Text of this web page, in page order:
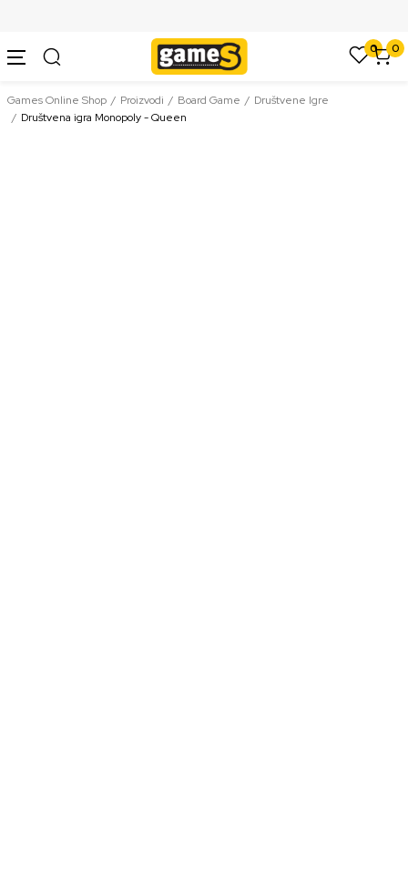
0 0
Games Online Shop Proizvodi Board Game
Društvene Igre
Društvena igra Monopoly - Queen